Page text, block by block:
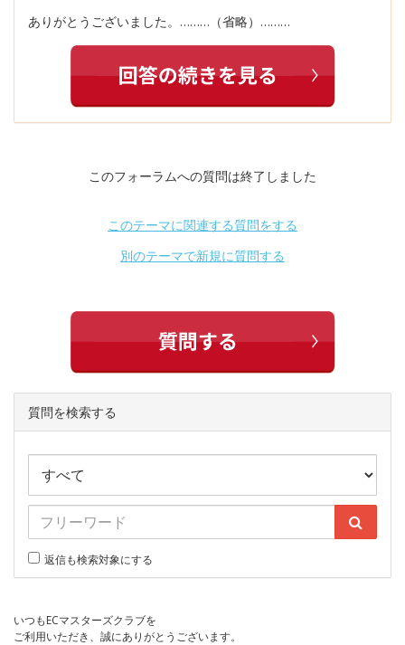
ありがとうございました。………（省略）………
このフォーラムへの質問は終了しました
このテーマに関連する質問をする
別のテーマで新規に質問する
質問を検索する
返信も検索対象にする
いつもECマスターズクラブを
ご利用いただき、誠にありがとうございます。